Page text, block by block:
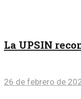
La UPSIN
26 de febrero de